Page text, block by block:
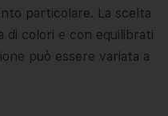
particolare. La scelta
di colori e con equilibrati
può essere variata a